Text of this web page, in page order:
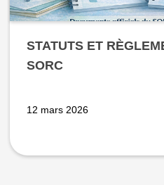
STATUTS ET
SORC
12 mars 2026